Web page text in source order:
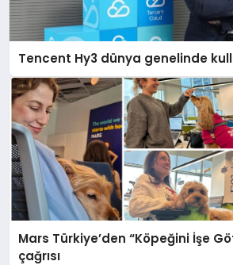
Tencent Hy3 dünya genelinde
Mars Türkiye’den “Köpeğini İşe
çağrısı